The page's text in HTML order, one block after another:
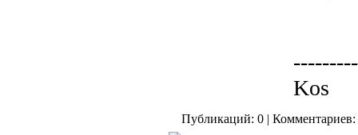
Kos
Публикаций: 0 | Комментариев: